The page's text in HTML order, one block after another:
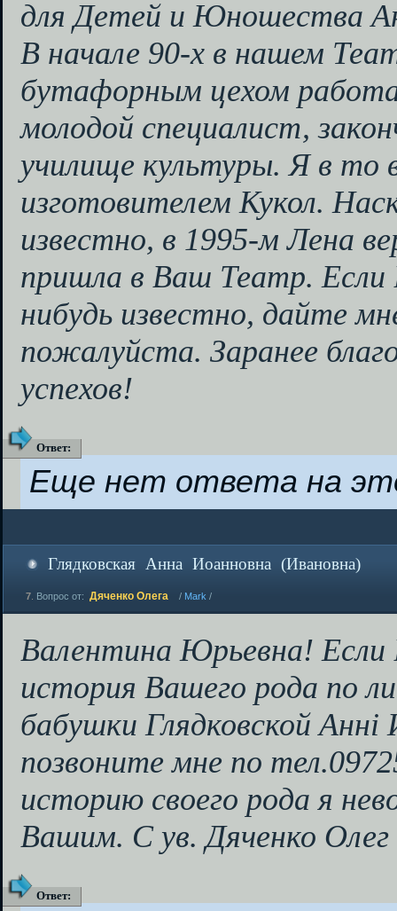
для Детей и Юношества
В начале 90-х в нашем
бутафорным цехом
молодой специалист,
училище культуры. Я в то
изготовителем Кукол.
известно, в 1995-м Лена
пришла в Ваш Театр.
нибудь известно, дайте
пожалуйста. Заранее
успехов!
Ответ:
Еще нет ответа на
Глядковская Анна Иоанновна (Ивановна)
7 Вопрос от: Дяченко Олега / Mark /
Валентина Юрьевна! Если
история Вашего рода по
бабушки Глядковской
позвоните мне по
историю своего рода я
Вашим. С ув. Дяченко Олег
Ответ: